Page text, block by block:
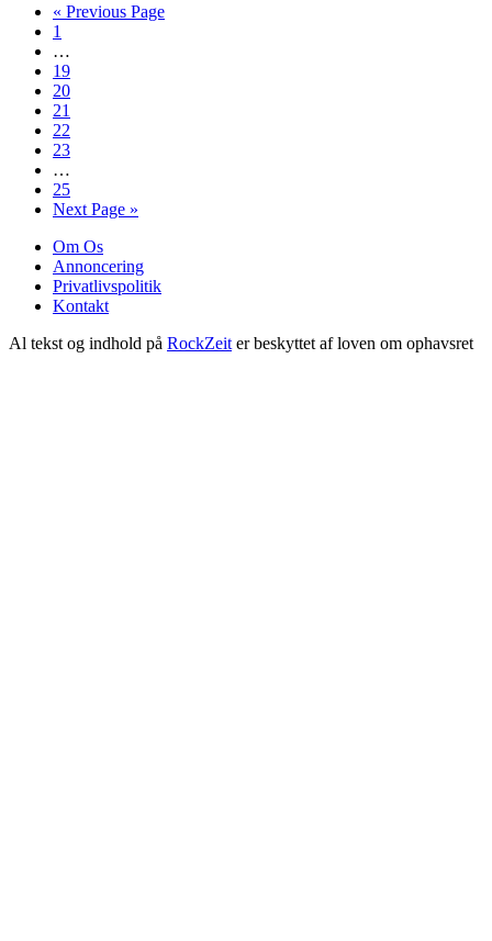
monumentale
« Go
Previous Page
Side
1
pages
omitted
…
Side
19
Side
20
Side
21
Side
22
Side
23
pages
omitted
…
Side
25
Go
Next Page »
Om Os
Annoncering
Privatlivspolitik
Kontakt
Al tekst og indhold på RockZeit er beskyttet af loven om ophavsret